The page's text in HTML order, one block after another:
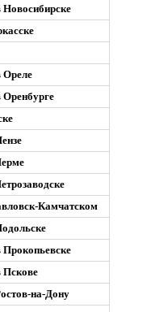
Ореле
Камчатском
Пскове
на-Дону